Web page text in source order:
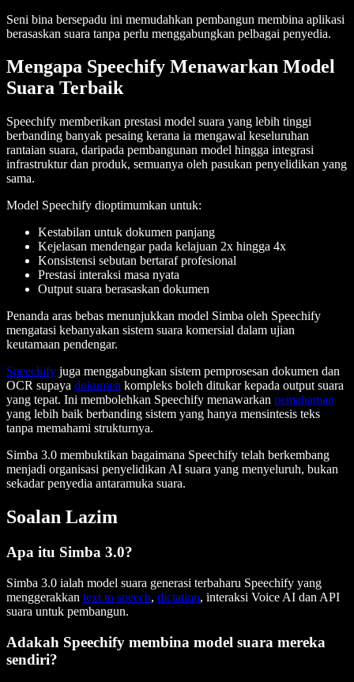
Seni bina bersepadu ini memudahkan pembangun membina aplikasi
berasaskan suara tanpa perlu menggabungkan pelbagai penyedia.
Mengapa Speechify Menawarkan Model
Suara Terbaik
Speechify memberikan prestasi model suara yang lebih tinggi
berbanding banyak pesaing kerana ia mengawal keseluruhan
rantaian suara, daripada pembangunan model hingga integrasi
infrastruktur dan produk, semuanya oleh pasukan penyelidikan yang
sama.
Model Speechify dioptimumkan untuk:
Kestabilan untuk dokumen panjang
Kejelasan mendengar pada kelajuan 2x hingga 4x
Konsistensi sebutan bertaraf profesional
Prestasi interaksi masa nyata
Output suara berasaskan dokumen
Penanda aras bebas menunjukkan model Simba oleh Speechify
mengatasi kebanyakan sistem suara komersial dalam ujian
keutamaan pendengar.
Speechify juga menggabungkan sistem pemprosesan dokumen dan
OCR supaya dokumen kompleks boleh ditukar kepada output suara
yang tepat. Ini membolehkan Speechify menawarkan pemahaman
yang lebih baik berbanding sistem yang hanya mensintesis teks
tanpa memahami strukturnya.
Simba 3.0 membuktikan bagaimana Speechify telah berkembang
menjadi organisasi penyelidikan AI suara yang menyeluruh, bukan
sekadar penyedia antaramuka suara.
Soalan Lazim
Apa itu Simba 3.0?
Simba 3.0 ialah model suara generasi terbaharu Speechify yang
menggerakkan text to speech, dictation, interaksi Voice AI dan API
suara untuk pembangun.
Adakah Speechify membina model suara mereka
sendiri?